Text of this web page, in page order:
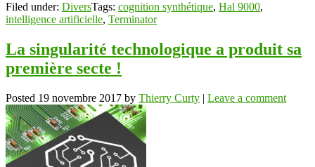
Filed under: DiversTags: cognition synthétique, Hal 9000,
intelligence artificielle, Terminator
La singularité technologique a produit sa
première secte !
Posted 19 novembre 2017 by Thierry Curty | Leave a comment